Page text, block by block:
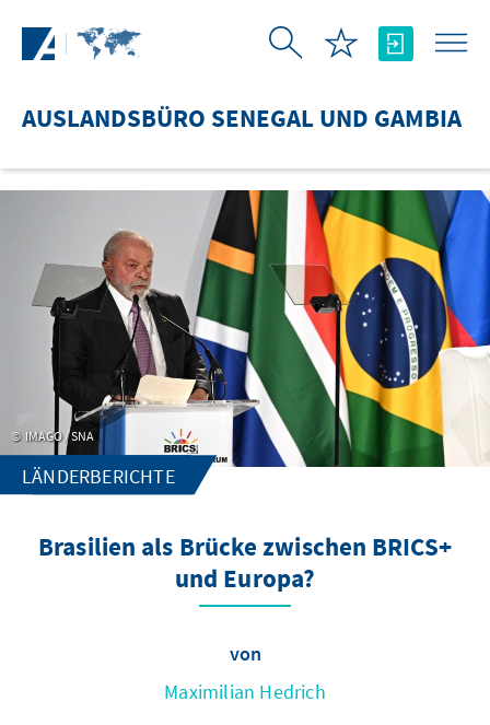
AUSLANDSBÜRO SENEGAL UND GAMBIA
IMAGO / SNA
LÄNDERBERICHTE
Brasilien als Brücke zwischen BRICS+
und Europa?
von
Maximilian Hedrich